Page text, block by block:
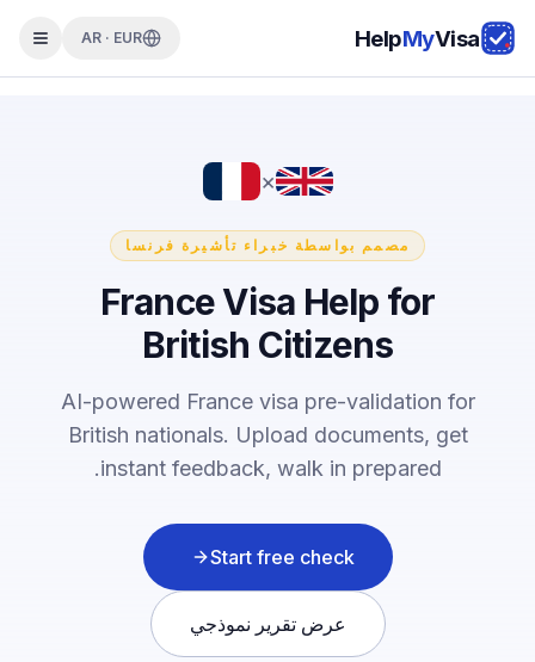
HelpMyVisa
AR · EUR
×
مصمم بواسطة خبراء تأشيرة فرنسا
France Visa Help for
British Citizens
AI-powered France visa pre-validation for
British nationals. Upload documents, get
instant feedback, walk in prepared.
Start free check
عرض تقرير نموذجي